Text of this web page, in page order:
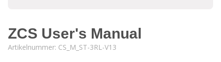
ZCS User's Manual
Artikelnummer: CS_M_ST-3RL-V13